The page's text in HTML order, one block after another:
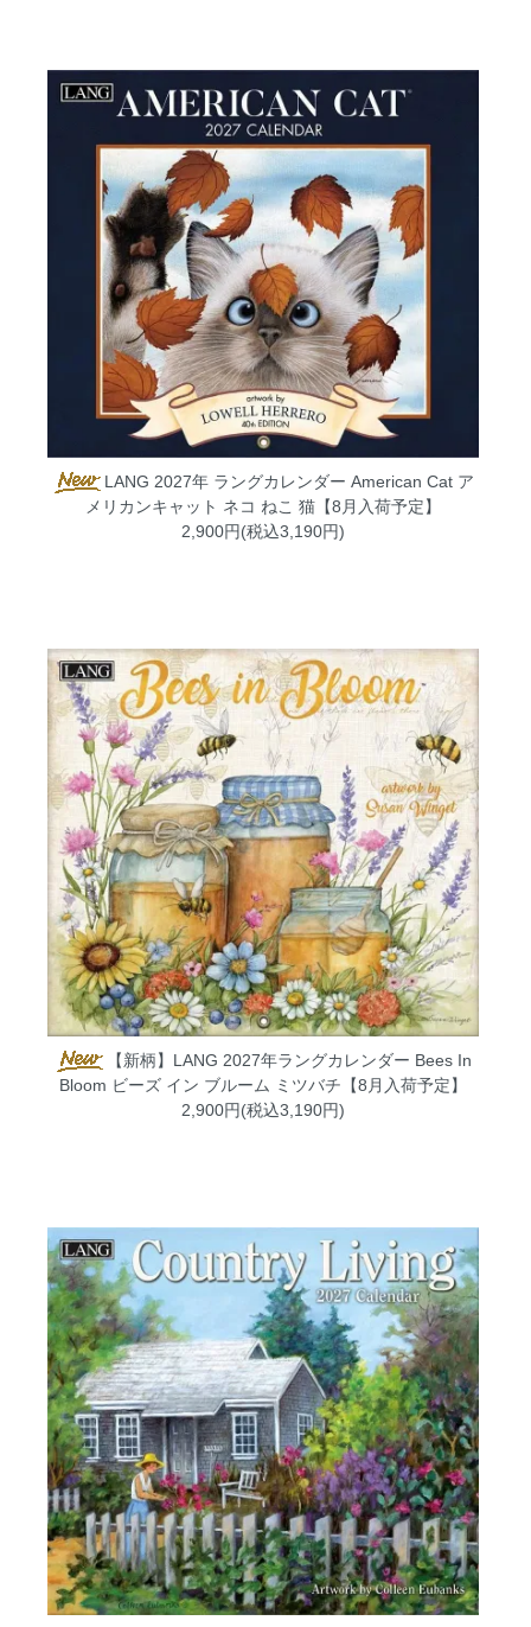
LANG 2027年 ラングカレンダー American Cat ア
メリカンキャット ネコ ねこ 猫【8月入荷予定】
2,900円(税込3,190円)
【新柄】LANG 2027年ラングカレンダー Bees In
Bloom ビーズ イン ブルーム ミツバチ【8月入荷予定】
2,900円(税込3,190円)